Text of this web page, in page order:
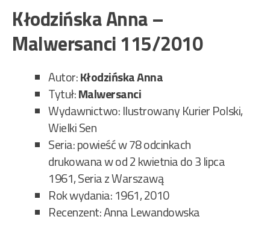
Kłodzińska Anna –
Malwersanci 115/2010
Autor:Kłodzińska Anna
Tytuł:Malwersanci
Wydawnictwo: Ilustrowany Kurier Polski,
Wielki Sen
Seria: powieść w 78 odcinkach
drukowana w od 2 kwietnia do 3 lipca
1961, Seria z Warszawą
Rok wydania: 1961, 2010
Recenzent: Anna Lewandowska